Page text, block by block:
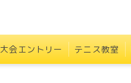
大会エントリー テニス教室